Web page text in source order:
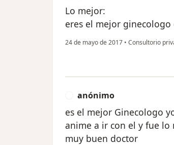
Lo mejor:
eres el mejor
24 de mayo de 2017 • Consultorio
anónimo
es el mejor Ginecologo
anime a ir con el y fue lo
muy buen doctor